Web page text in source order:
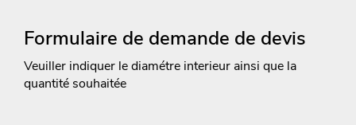
Formulaire de demande de devis
Veuiller indiquer le diamétre interieur ainsi que la
quantité souhaitée